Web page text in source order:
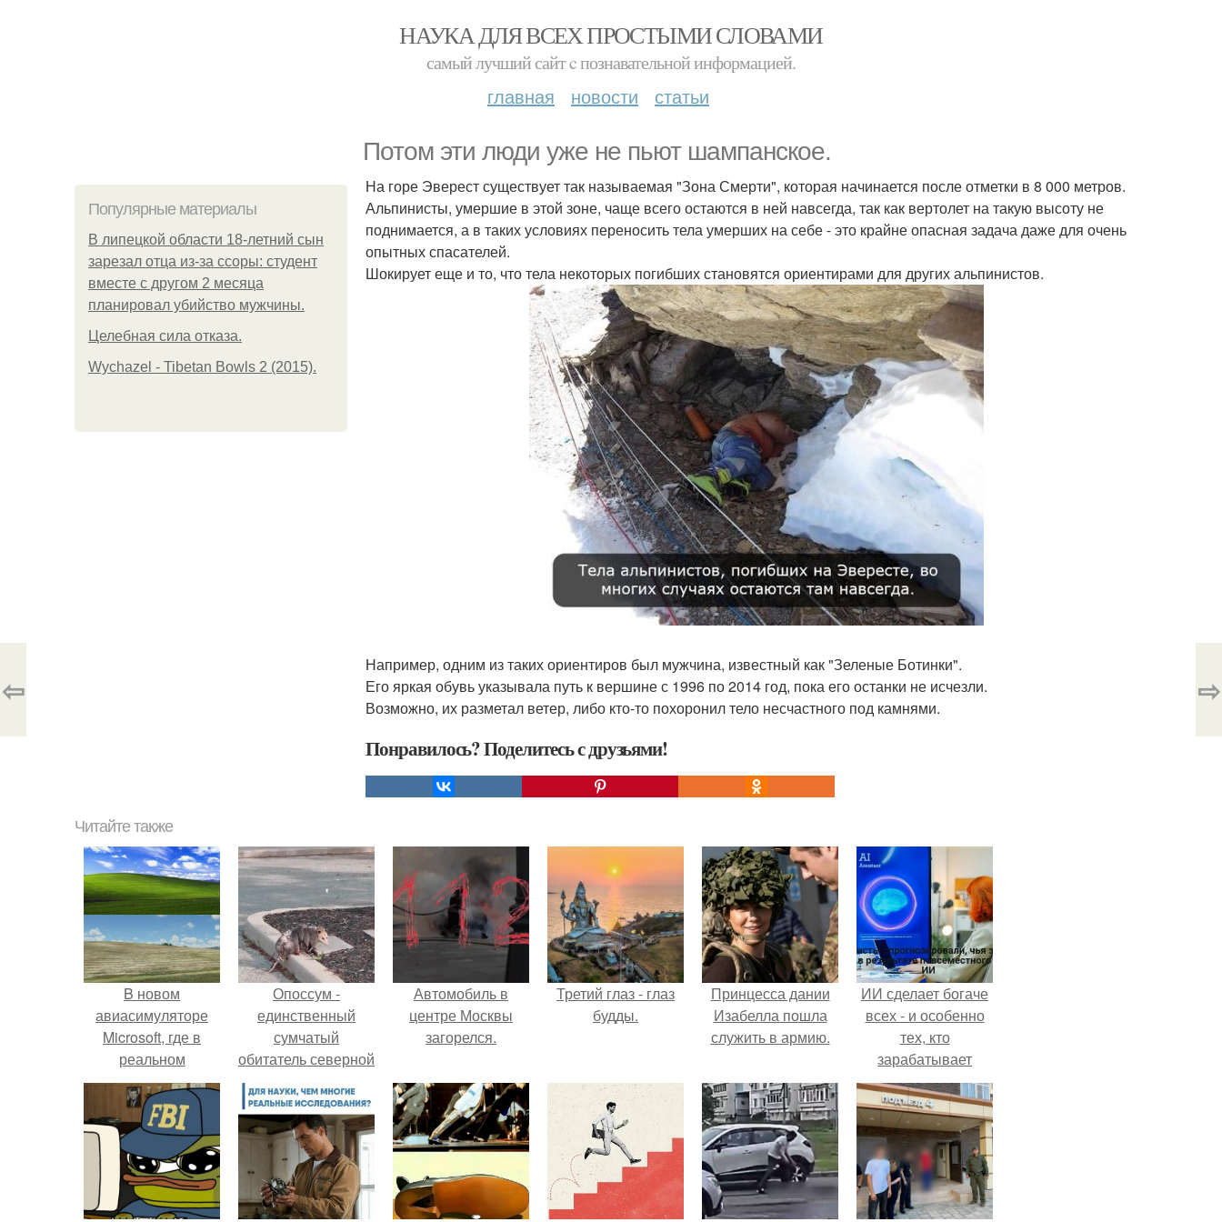
НАУКА ДЛЯ ВСЕХ ПРОСТЫМИ СЛОВАМИ
самый лучший сайт c познавательной информацией.
главная новости статьи
Потом эти люди уже не пьют шампанское.
Популярные материалы
В липецкой области 18-летний сын
зарезал отца из-за ссоры: студент
вместе с другом 2 месяца
планировал убийство мужчины.
Целебная сила отказа.
Wychazel - Tibetan Bowls 2 (2015).
На горе Эверест существует так называемая "Зона Смерти", которая начинается после отметки в 8 000 метров.
Альпинисты, умершие в этой зоне, чаще всего остаются в ней навсегда, так как вертолет на такую высоту не
поднимается, а в таких условиях переносить тела умерших на себе - это крайне опасная задача даже для очень
опытных спасателей.
Шокирует еще и то, что тела некоторых погибших становятся ориентирами для других альпинистов.
Например, одним из таких ориентиров был мужчина, известный как "Зеленые Ботинки".
Его яркая обувь указывала путь к вершине с 1996 по 2014 год, пока его останки не исчезли.
Возможно, их разметал ветер, либо кто-то похоронил тело несчастного под камнями.
Понравилось? Поделитесь с друзьями!
⇦ ⇨
Читайте также
B новом
авиасимуляторе
Microsoft, где в
реальном
масштабе
воссоздали всю
планету, нашли то
самое место со
стандартным
фоном Windows.
Опоссум -
единственный
сумчатый
обитатель северной
Автомобиль в
центре Москвы
загорелся.
Третий глаз - глаз
будды.
Принцесса дании
Изабелла пошла
служить в армию.
ИИ сделает богаче
всех - и особенно
тех, кто
зарабатывает
меньше всего.